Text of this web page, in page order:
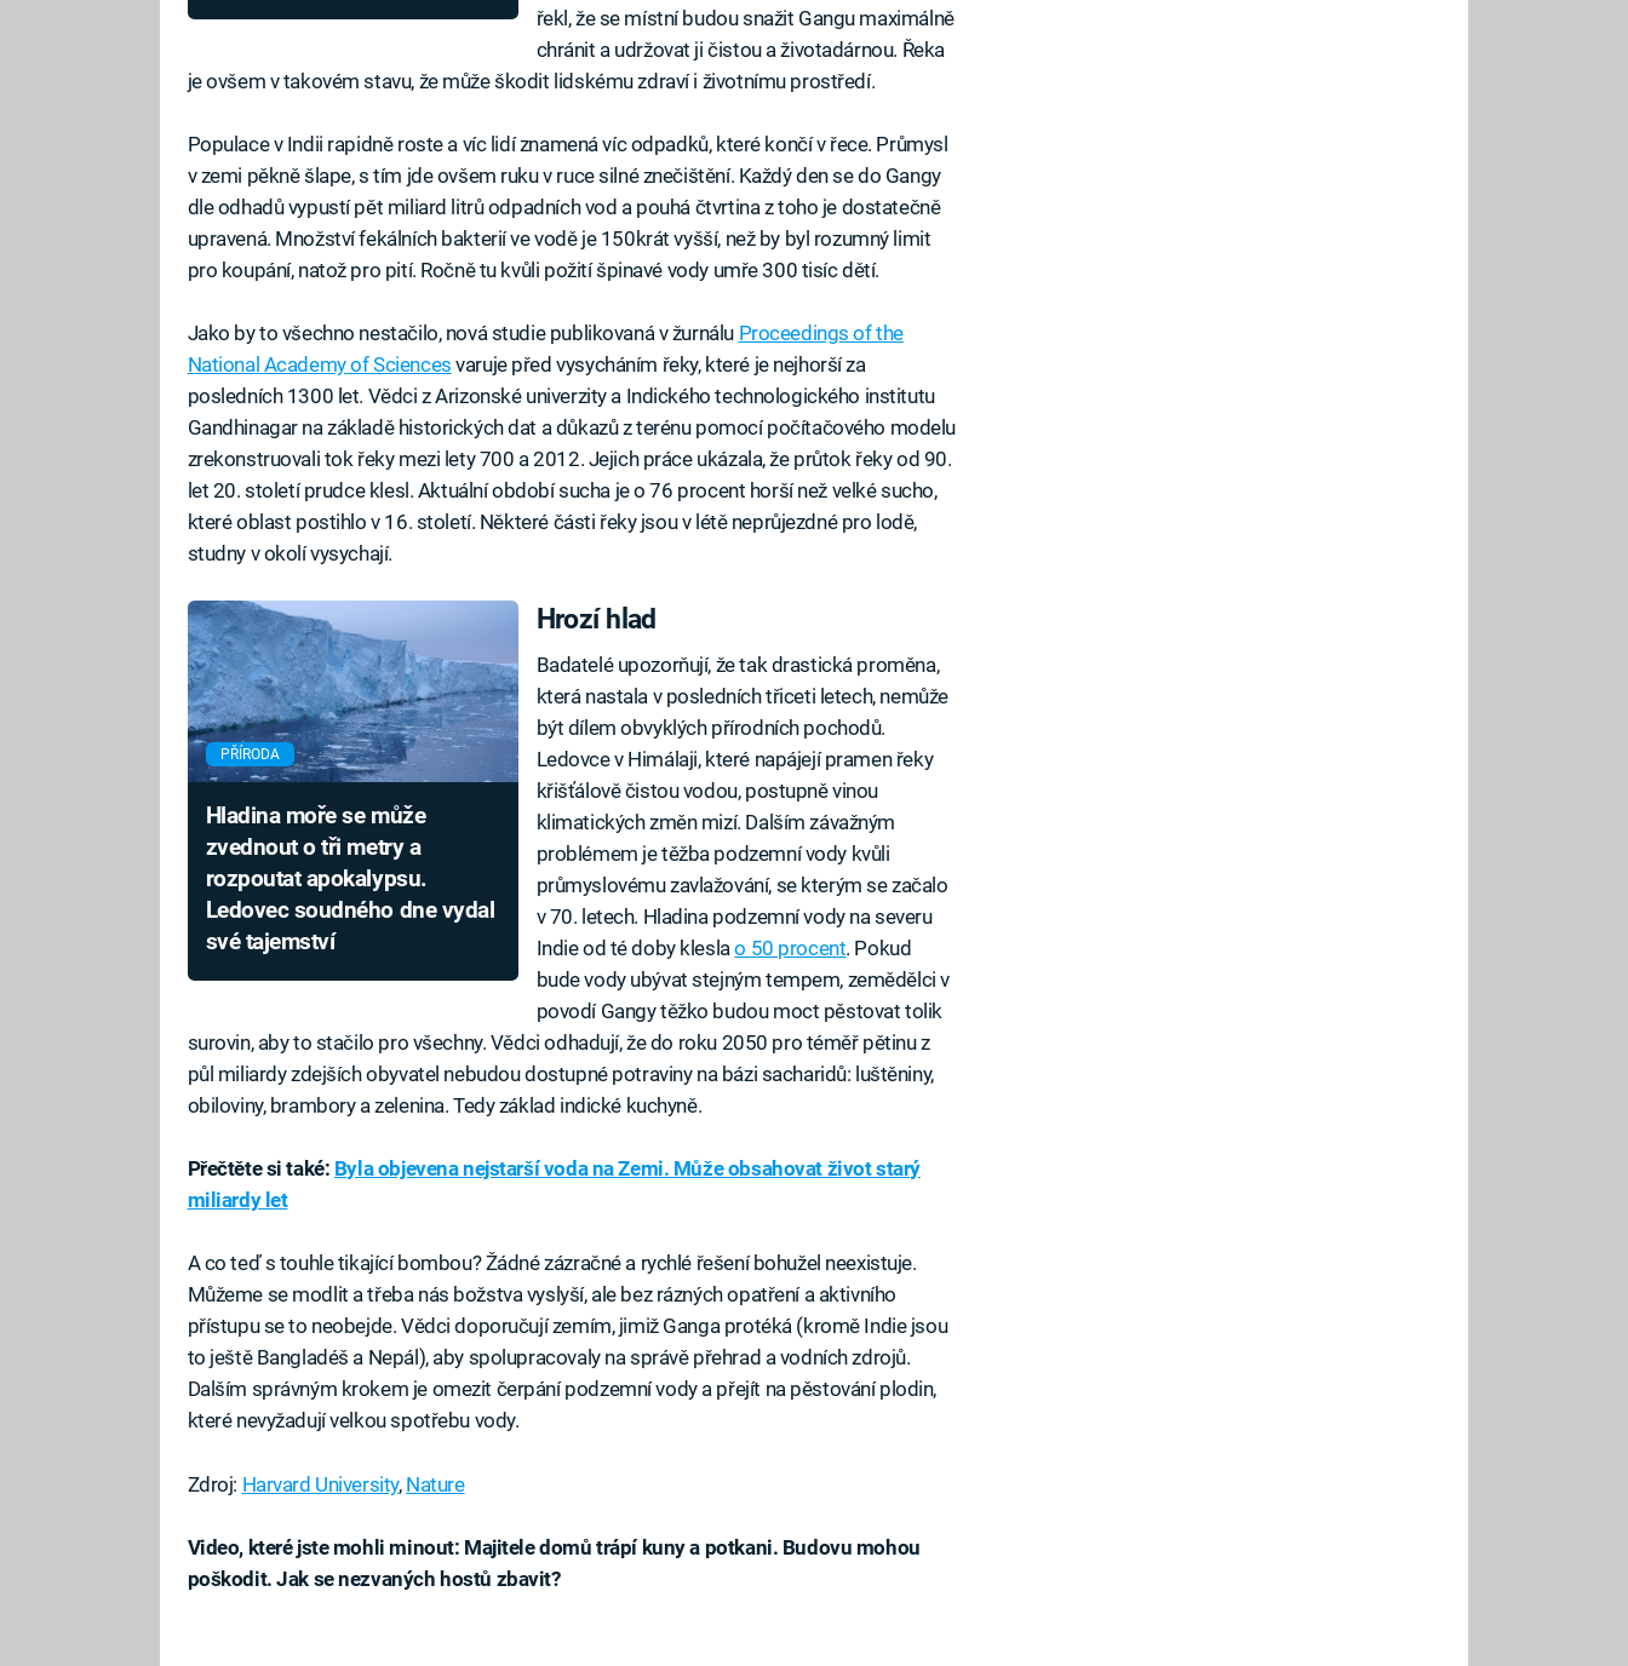
řekl, že se místní budou snažit Gangu maximálně
chránit a udržovat ji čistou a životadárnou. Řeka
je ovšem v takovém stavu, že může škodit lidskému zdraví i životnímu prostředí.
Populace v Indii rapidně roste a víc lidí znamená víc odpadků, které končí v řece. Průmysl
v zemi pěkně šlape, s tím jde ovšem ruku v ruce silné znečištění. Každý den se do Gangy
dle odhadů vypustí pět miliard litrů odpadních vod a pouhá čtvrtina z toho je dostatečně
upravená. Množství fekálních bakterií ve vodě je 150krát vyšší, než by byl rozumný limit
pro koupání, natož pro pití. Ročně tu kvůli požití špinavé vody umře 300 tisíc dětí.
Jako by to všechno nestačilo, nová studie publikovaná v žurnálu Proceedings of the
National Academy of Sciences varuje před vysycháním řeky, které je nejhorší za
posledních 1300 let. Vědci z Arizonské univerzity a Indického technologického institutu
Gandhinagar na základě historických dat a důkazů z terénu pomocí počítačového modelu
zrekonstruovali tok řeky mezi lety 700 a 2012. Jejich práce ukázala, že průtok řeky od 90.
let 20. století prudce klesl. Aktuální období sucha je o 76 procent horší než velké sucho,
které oblast postihlo v 16. století. Některé části řeky jsou v létě neprůjezdné pro lodě,
studny v okolí vysychají.
PŘÍRODA
Hladina moře se může
zvednout o tři metry a
rozpoutat apokalypsu.
Ledovec soudného dne vydal
své tajemství
Hrozí hlad
Badatelé upozorňují, že tak drastická proměna,
která nastala v posledních třiceti letech, nemůže
být dílem obvyklých přírodních pochodů.
Ledovce v Himálaji, které napájejí pramen řeky
křišťálově čistou vodou, postupně vinou
klimatických změn mizí. Dalším závažným
problémem je těžba podzemní vody kvůli
průmyslovému zavlažování, se kterým se začalo
v 70. letech. Hladina podzemní vody na severu
Indie od té doby kleslao 50 procent. Pokud
bude vody ubývat stejným tempem, zemědělci v
povodí Gangy těžko budou moct pěstovat tolik
surovin, aby to stačilo pro všechny. Vědci odhadují, že do roku 2050 pro téměř pětinu z
půl miliardy zdejších obyvatel nebudou dostupné potraviny na bázi sacharidů: luštěniny,
obiloviny, brambory a zelenina. Tedy základ indické kuchyně.
Přečtěte si také: Byla objevena nejstarší voda na Zemi. Může obsahovat život starý
miliardy let
A co teď s touhle tikající bombou? Žádné zázračné a rychlé řešení bohužel neexistuje.
Můžeme se modlit a třeba nás božstva vyslyší, ale bez rázných opatření a aktivního
přístupu se to neobejde. Vědci doporučují zemím, jimiž Ganga protéká (kromě Indie jsou
to ještě Bangladéš a Nepál), aby spolupracovaly na správě přehrad a vodních zdrojů.
Dalším správným krokem je omezit čerpání podzemní vody a přejít na pěstování plodin,
které nevyžadují velkou spotřebu vody.
Zdroj: Harvard University, Nature
Video, které jste mohli minout: Majitele domů trápí kuny a potkani. Budovu mohou
poškodit. Jak se nezvaných hostů zbavit?